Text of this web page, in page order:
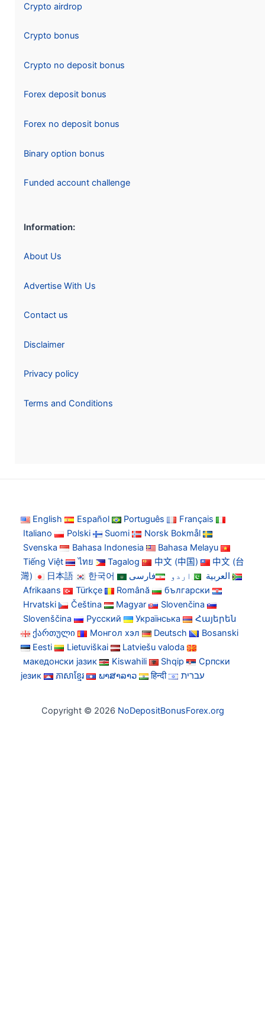
Crypto airdrop
Crypto bonus
Crypto no deposit bonus
Forex deposit bonus
Forex no deposit bonus
Binary option bonus
Funded account challenge
Information:
About Us
Advertise With Us
Contact us
Disclaimer
Privacy policy
Terms and Conditions
English Español Português
Français
Italiano
Polski Suomi
Norsk Bokmål
Svenska
Bahasa Indonesia
Bahasa Melayu
Tiếng Việt
ไทย Tagalog 中文 (中国)
中文 (台
灣)
日本語 한국어 العربية اردو
فارسی
Afrikaans
Türkçe Română
български
Hrvatski
Čeština Magyar
Slovenčina
Slovenščina
Русский Українська
Հայերեն
ქართული
Монгол хэл Deutsch
Bosanski
Eesti
Lietuviškai
Latviešu valoda
македонски јазик
Kiswahili Shqip
Српски
језик
ភាសាខ្មែរ ພາສາລາວ हिन्दी עברית
Copyright © 2026 NoDepositBonusForex.org